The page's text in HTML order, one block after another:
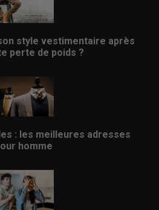
style vestimentaire après
perte de poids ?
: les meilleures adresses
homme